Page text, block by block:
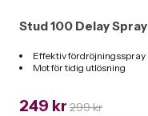
Stud 100 Delay Spray
Effektiv fördröjningsspray
Mot för tidig utlösning
249 kr 299 kr